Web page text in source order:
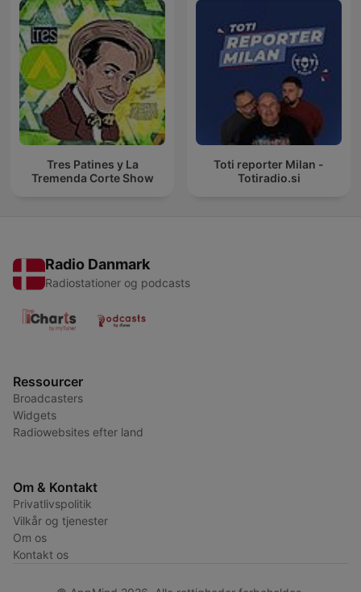
Tres Patines y La
Tremenda Corte Show
Toti reporter Milan -
Totiradio.si
Radio Danmark
Radiostationer og podcasts
Ressourcer
Broadcasters
Widgets
Radiowebsites efter land
Om & Kontakt
Privatlivspolitik
Vilkår og tjenester
Om os
Kontakt os